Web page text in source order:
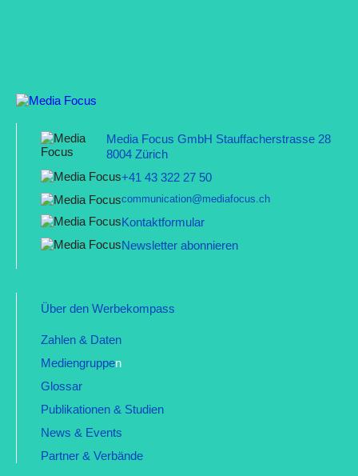
Media Focus GmbH Stauffacherstrasse 28
8004 Zürich
+41 43 322 27 50
communication@mediafocus.ch
Kontaktformular
Newsletter abonnieren
Über den Werbekompass
Zahlen & Daten
Mediengruppen
Glossar
Publikationen & Studien
News & Events
Partner & Verbände